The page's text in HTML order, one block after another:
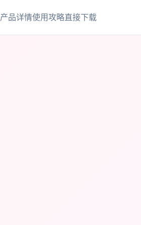
产品详情使用攻略直接下载